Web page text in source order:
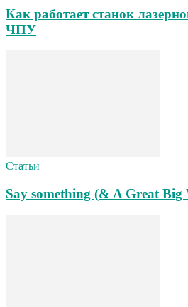
Как работает станок
ЧПУ
Статьи
Say something (& A Great Big